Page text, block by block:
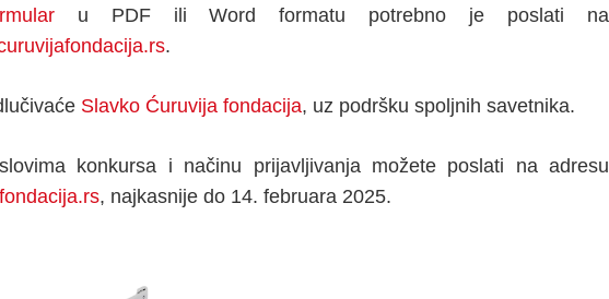
u PDF ili Word formatu potrebno je poslati na
.
Slavko Ćuruvija fondacija, uz podršku spoljnih savetnika.
konkursa i načinu prijavljivanja možete poslati na adresu
, najkasnije do 14. februara 2025.